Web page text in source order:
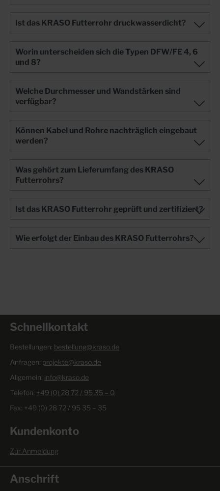
Ist das KRASO Futterrohr druckwasserdicht?
Worin unterscheiden sich die Typen DFW/FE 4, 6
und 8?
Welche Durchmesser und Wandstärken sind
verfügbar?
Können Kabel und Rohre nachträglich eingebaut
werden?
Was gehört zum Lieferumfang des KRASO
Futterrohrs?
Ist das KRASO Futterrohr geprüft und zertifiziert?
Wie erfolgt der Einbau des KRASO Futterrohrs?
Schnellkontakt
Bestellungen: bestellung@kraso.de
Anfragen: projekte@kraso.de
Allgemein: info@kraso.de
Telefon: +49 (0) 28 72 / 95 35 – 0
Fax: +49 (0) 28 72 / 95 35 – 35
Kundenkonto
Zur Anmeldung
Anschrift